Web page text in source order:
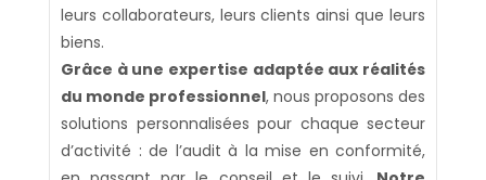
leurs collaborateurs, leurs clients ainsi que leurs
biens.
Grâce à une expertise adaptée aux réalités
du monde professionnel, nous proposons des
solutions personnalisées pour chaque secteur
d’activité : de l’audit à la mise en conformité,